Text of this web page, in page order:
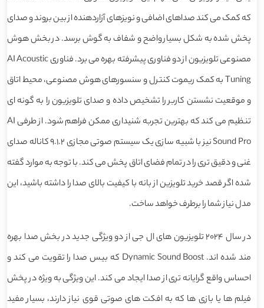
که کمک می کند صداهای اضافی و نویزهای آزاردهنده از بین بروند و صدای
پخش شده به شکل بسیار واضح و شفاف به گوش برسد. در بخش هوش
مصنوعی تلویزیون از دو فناوری پیشرفته بهره می برد. فناوری AI Acoustic
Tuning به کمک ریموت کنترل و سنسورهای هوش مصنوعی، محیط اتاق
و موقعیت نشستن کاربر را تشخیص داده و صدای تلویزیون را به گونه ای
تنظیم می کند که بهترین تجربه شنیداری ممکن فراهم شود. از طرفی AI
Sound Pro نیز با شبیه سازی یک سیستم صوتی مجازی 9.1.2 کاناله صدای
غنی و دقیق تری را در تمام فضای اتاق پخش می کند. با توجه به موارد گفته
شده اگر قصد خرید تلویزین از بانه با کیفیت بالای صدا را داشته باشید، این
مدل نیاز شما را برطرف خواهد ساخت.
در سال 2024 تلویزیون های ال جی از دو ویژگی جدید در بخش صدا بهره
مند شده اند. Dynamic Sound Boost که بیس صدا را تقویت می کند و
احساس واقع گرایانه تری از صدا ایجاد می کند. این ویژگی به ویژه در پخش
فیلم ها یا بازی ها که به افکت های صوتی قوی نیاز دارند، بسیار مفید